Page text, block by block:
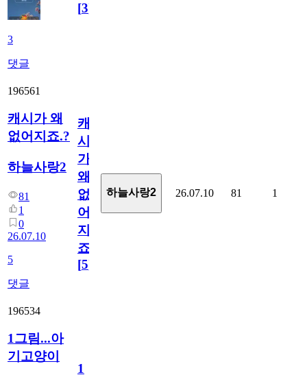
3
댓글
[3]
196561
캐시가 왜
없어지죠.?
하늘사랑2
81
1
0
26.07.10
5
댓글
캐
시
가
왜
없
어
지
죠.?
[5]
하늘사랑2 26.07.10 81 1
196534
1그림...아
기고양이
1